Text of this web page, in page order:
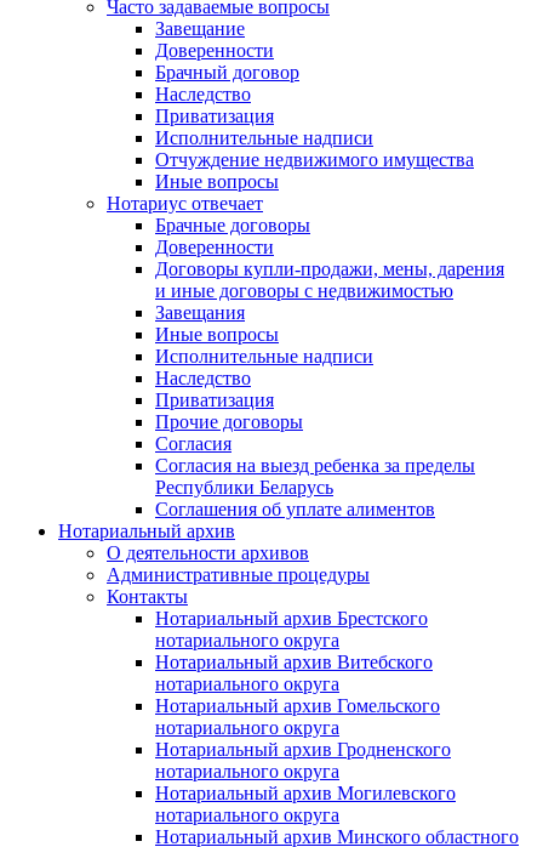
Часто задаваемые вопросы
Завещание
Доверенности
Брачный договор
Наследство
Приватизация
Исполнительные надписи
Отчуждение недвижимого имущества
Иные вопросы
Нотариус отвечает
Брачные договоры
Доверенности
Договоры купли-продажи, мены, дарения
и иные договоры с недвижимостью
Завещания
Иные вопросы
Исполнительные надписи
Наследство
Приватизация
Прочие договоры
Согласия
Согласия на выезд ребенка за пределы
Республики Беларусь
Соглашения об уплате алиментов
Нотариальный архив
О деятельности архивов
Административные процедуры
Контакты
Нотариальный архив Брестского
нотариального округа
Нотариальный архив Витебского
нотариального округа
Нотариальный архив Гомельского
нотариального округа
Нотариальный архив Гродненского
нотариального округа
Нотариальный архив Могилевского
нотариального округа
Нотариальный архив Минского областного